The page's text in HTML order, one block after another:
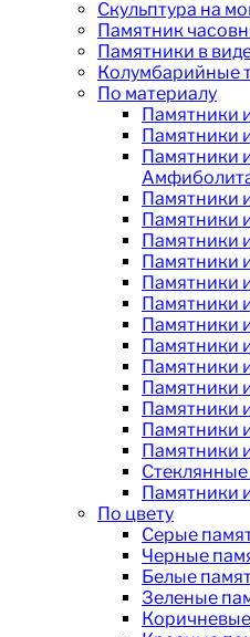
Скульптура на
Памятник
Памятники в
Колумбарийные
По материалу
Памятники
Памятники
Памятники
Памятники
Памятники
Памятники
Памятники
Памятники
Памятники
Памятники
Памятники
Памятники
Памятники
Памятники
Памятники
Памятники
Памятники
По цвету
Серые
Черные
Белые
Зеленые